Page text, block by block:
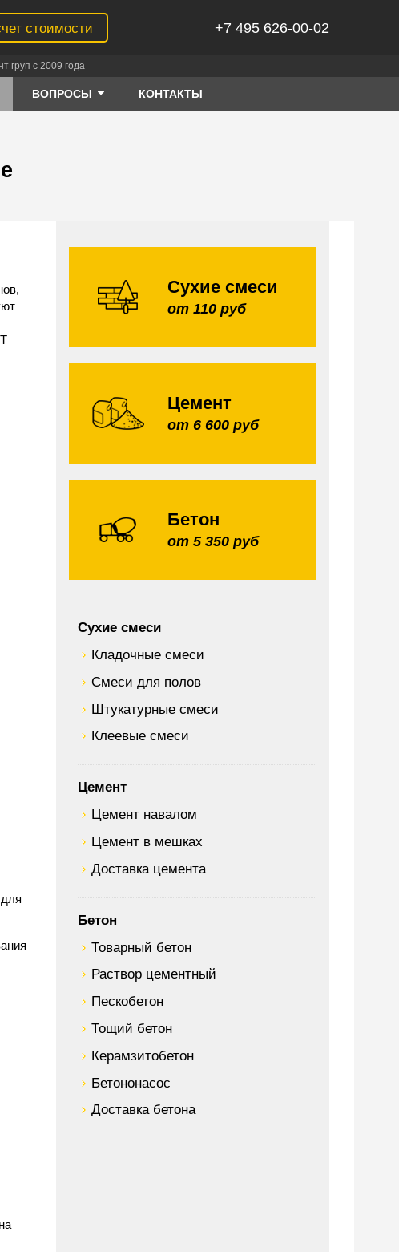
стоимости +7 495 626-00-02
груп с 2009 года
ВОПРОСЫ КОНТАКТЫ
Сухие смеси
от 110 руб
Цемент
от 6 600 руб
Бетон
от 5 350 руб
Сухие смеси
Кладочные смеси
Смеси для полов
Штукатурные смеси
Клеевые смеси
Цемент
Цемент навалом
Цемент в мешках
Доставка цемента
Бетон
Товарный бетон
Раствор цементный
Пескобетон
Тощий бетон
Керамзитобетон
Бетононасос
Доставка бетона